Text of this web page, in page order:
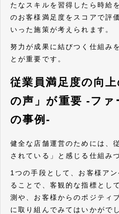
たなスキルを習得したら時給
のお客様満足度をスコアで評
いった施策が考えられます。
努力が成果に結びつく仕組み
とが重要です。
従業員満足度の向
の声」が重要 -ファ
の事例-
健全な店舗運営のためには、
されている」と感じる仕組み
1つの手段として、お客様ア
ることで、客観的な指標とし
測や、お客様からのポジティ
に取り組んでみてはいかがで